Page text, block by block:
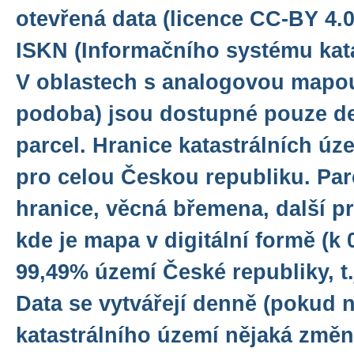
otevřená data (licence CC-BY
ISKN (Informačního systému
V oblastech s analogovou
podoba) jsou dostupné pouze
parcel. Hranice katastrálních
pro celou Českou republiku.
hranice, věcná břemena, další
kde je mapa v digitální formě (k
99,49% území České republiky,
Data se vytvářejí denně (pokud
katastrálního území nějaká